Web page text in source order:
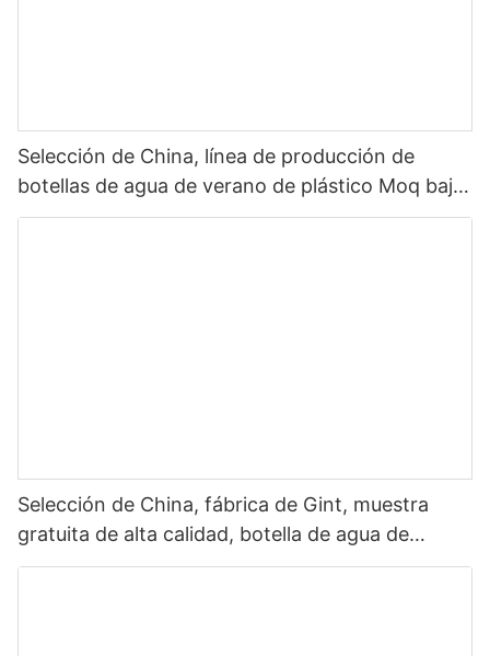
Selección de China, línea de producción de
botellas de agua de verano de plástico Moq bajo,
botella de agua con tapa de paja, botella de agua
Selección de China, fábrica de Gint, muestra
gratuita de alta calidad, botella de agua de
plástico Tritan ecológica sin Bpa para bebida1